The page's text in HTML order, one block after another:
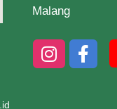
Malang